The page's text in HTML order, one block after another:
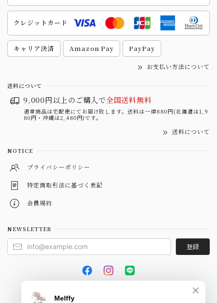
クレジットカード
キャリア決済 Amazon Pay PayPay
お支払い方法について
送料について
9,000円以上のご購入で全国送料無料
通常商品は宅配便にてお届け致します。送料は一律880円(北海道は1,9
80円・沖縄は2,480円)です。
送料について
NOTICE
プライバシーポリシー
特定商取引法に基づく表記
会員規約
NEWSLETTER
登録